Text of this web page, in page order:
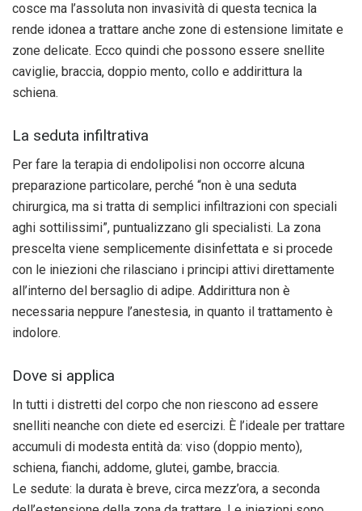
cosce ma l’assoluta non invasività di questa tecnica la
rende idonea a trattare anche zone di estensione limitate e
zone delicate. Ecco quindi che possono essere snellite
caviglie, braccia, doppio mento, collo e addirittura la
schiena.
La seduta infiltrativa
Per fare la terapia di endolipolisi non occorre alcuna
preparazione particolare, perché “non è una seduta
chirurgica, ma si tratta di semplici infiltrazioni con speciali
aghi sottilissimi”, puntualizzano gli specialisti. La zona
prescelta viene semplicemente disinfettata e si procede
con le iniezioni che rilasciano i principi attivi direttamente
all’interno del bersaglio di adipe. Addirittura non è
necessaria neppure l’anestesia, in quanto il trattamento è
indolore.
Dove si applica
In tutti i distretti del corpo che non riescono ad essere
snelliti neanche con diete ed esercizi. È l’ideale per trattare
accumuli di modesta entità da: viso (doppio mento),
schiena, fianchi, addome, glutei, gambe, braccia.
Le sedute: la durata è breve, circa mezz’ora, a seconda